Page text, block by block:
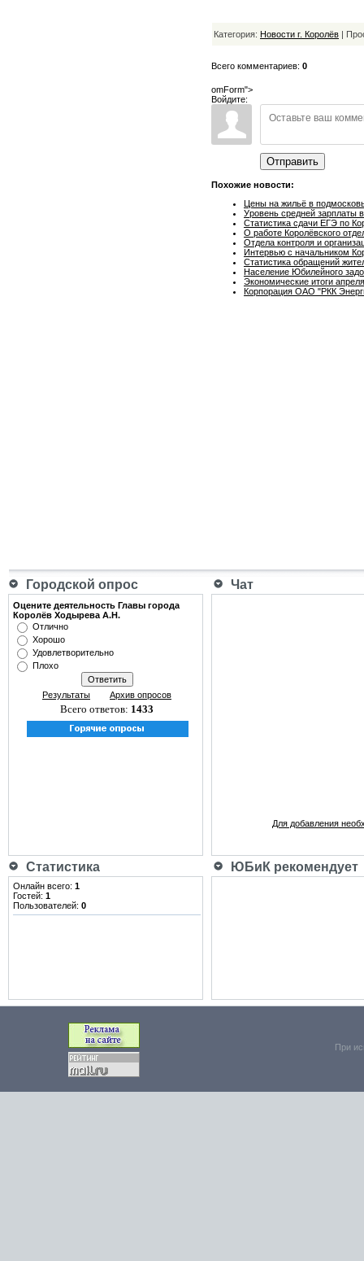
Категория: Новости г. Королёв |
Всего комментариев: 0
omForm">
Войдите:
Отправить
Похожие новости:
Цены на жильё в
Уровень средней зарплаты
Статистика сдачи ЕГЭ по
О работе Королёвского
Отдела контроля и
Интервью с начальником
Статистика обращений
Население Юбилейного
Экономические итоги
Корпорация ОАО "РКК
Городской опрос Чат
Оцените деятельность Главы города
Королёв Ходырева А.Н.
Отлично
Хорошо
Удовлетворительно
Плохо
Результаты Архив опросов
Всего ответов: 1433
Для добавления
Статистика ЮБиК рекомендует
Онлайн всего: 1
Гостей: 1
Пользователей: 0
При